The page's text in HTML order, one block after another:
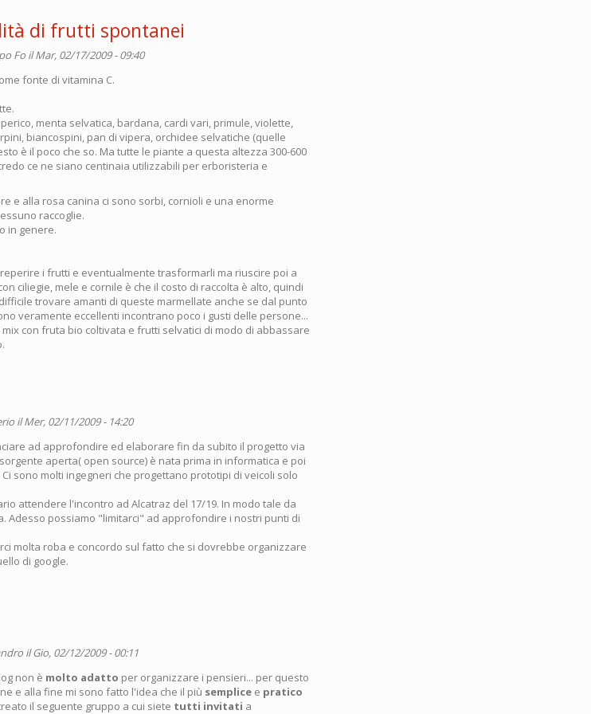
di frutti spontanei
Fo il Mar, 02/17/2009 - 09:40
fonte di vitamina C.
menta selvatica, bardana, cardi vari, primule, violette,
biancospini, pan di vipera, orchidee selvatiche (quelle
è il poco che so. Ma tutte le piante a questa altezza 300-600
ce ne siano centinaia utilizzabili per erboristeria e
e alla rosa canina ci sono sorbi, cornioli e una enorme
raccoglie.
in genere.
i frutti e eventualmente trasformarli ma riuscire poi a
ciliegie, mele e cornile è che il costo di raccolta è alto, quindi
trovare amanti di queste marmellate anche se dal punto
veramente eccellenti incontrano poco i gusti delle persone...
con fruta bio coltivata e frutti selvatici di modo di abbassare
il Mer, 02/11/2009 - 14:20
ad approfondire ed elaborare fin da subito il progetto via
aperta( open source) è nata prima in informatica e poi
sono molti ingegneri che progettano prototipi di veicoli solo
attendere l'incontro ad Alcatraz del 17/19. In modo tale da
Adesso possiamo "limitarci" ad approfondire i nostri punti di
molta roba e concordo sul fatto che si dovrebbe organizzare
di google.
il Gio, 02/12/2009 - 00:11
non è molto adatto per organizzare i pensieri... per questo
e alla fine mi sono fatto l'idea che il più semplice e pratico
il seguente gruppo a cui siete tutti invitati a